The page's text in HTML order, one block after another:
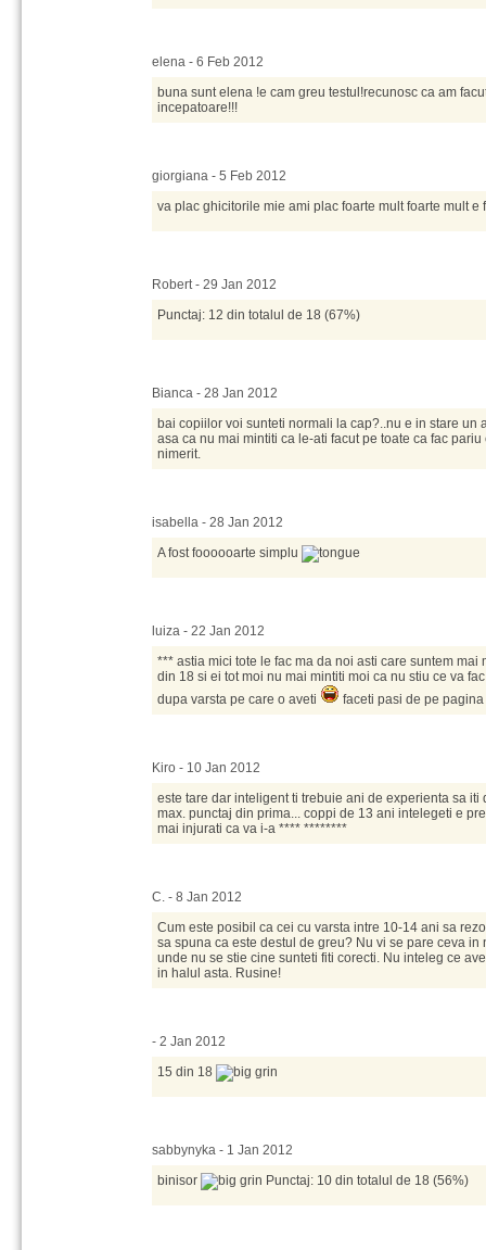
elena - 6 Feb 2012
buna sunt elena !e cam greu testul!recunosc ca am
incepatoare!!!
giorgiana - 5 Feb 2012
va plac ghicitorile mie ami plac foarte mult foarte mult e
Robert - 29 Jan 2012
Punctaj: 12 din totalul de 18 (67%)
Bianca - 28 Jan 2012
bai copiilor voi sunteti normali la cap?..nu e in stare un
asa ca nu mai mintiti ca le-ati facut pe toate ca fac
nimerit.
isabella - 28 Jan 2012
A fost foooooarte simplu
luiza - 22 Jan 2012
*** astia mici tote le fac ma da noi asti care suntem mai
din 18 si ei tot moi nu mai mintiti moi ca nu stiu ce va
dupa varsta pe care o aveti
faceti pasi de pe
Kiro - 10 Jan 2012
este tare dar inteligent ti trebuie ani de experienta sa iti
max. punctaj din prima... coppi de 13 ani intelegeti e
mai injurati ca va i-a **** ********
C. - 8 Jan 2012
Cum este posibil ca cei cu varsta intre 10-14 ani sa
sa spuna ca este destul de greu? Nu vi se pare ceva
unde nu se stie cine sunteti fiti corecti. Nu inteleg ce
in halul asta. Rusine!
- 2 Jan 2012
15 din 18
sabbynyka - 1 Jan 2012
binisor
Punctaj: 10 din totalul de 18 (56%)